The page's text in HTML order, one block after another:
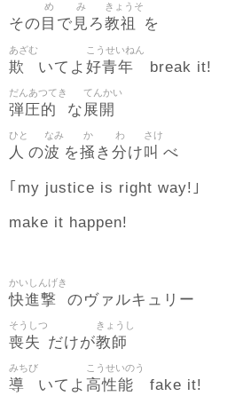
その 目
め
で 見
み
ろ教祖
きょうそ
を
欺
あざむ
いてよ 好青年
こうせいねん
break it!
弾圧的
だんあつてき
な 展開
てんかい
人
ひと
の波
なみ
を掻
か
き 分
わ
け 叫
さけ
べ
｢my justice is right way!｣
make it happen!
快進撃
かいしんげき
のヴァルキュリー
喪失
そうしつ
だけが教師
きょうし
導
みちび
いてよ 高性能
こうせいのう
fake it!